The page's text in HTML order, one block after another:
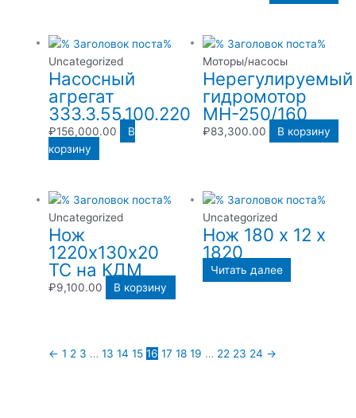
Uncategorized
Насосный
агрегат
333.3.55.100.220
₽156,000.00
В
корзину
Моторы/насосы
Нерегулируемый
гидромотор
МН-250/160
₽83,300.00 В корзину
Uncategorized
Нож
1220х130х20
ТС на КДМ
₽9,100.00 В корзину
Uncategorized
Нож 180 х 12 х
1820
Читать далее
← 1 2 3 … 13 14 15 16 17 18 19 … 22 23 24 →